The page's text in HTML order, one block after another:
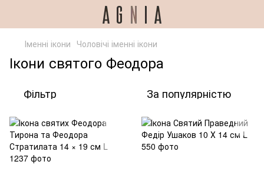
Іменні ікони Чоловічі іменні ікони
Ікони святого Феодора
Фільтр За популярністю